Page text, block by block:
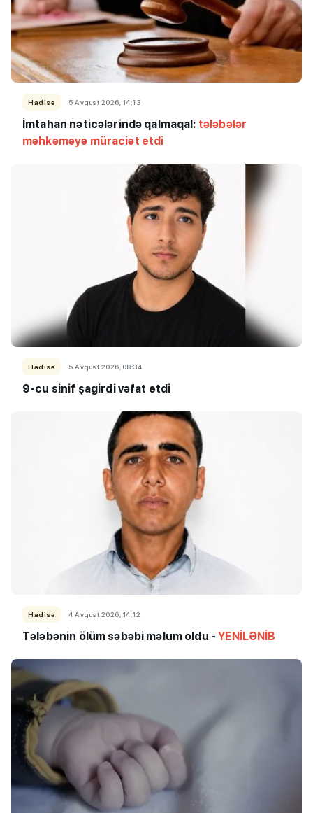
Hadisə 5 Avqust 2026, 14:13
İmtahan nəticələrində qalmaqal: tələbələr
məhkəməyə müraciət etdi
Hadisə 5 Avqust 2026, 08:34
9-cu sinif şagirdi vəfat etdi
Hadisə 4 Avqust 2026, 14:12
Tələbənin ölüm səbəbi məlum oldu -YENİLƏNİB